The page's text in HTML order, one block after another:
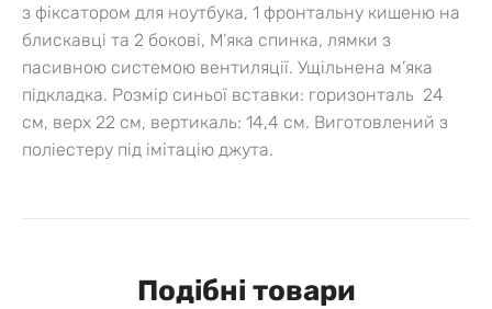
з фіксатором для ноутбука, 1 фронтальну кишеню на
блискавці та 2 бокові, М’яка спинка, лямки з
пасивною системою вентиляції. Ущільнена м’яка
підкладка. Розмір синьої вставки: горизонталь 24
см, верх 22 см, вертикаль: 14,4 см. Виготовлений з
поліестеру під імітацію джута.
Подібні товари